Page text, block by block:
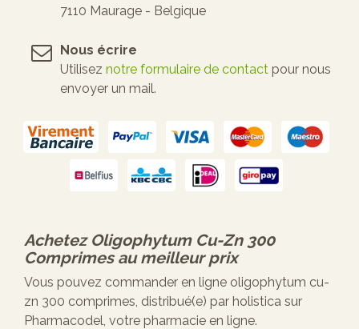
7110 Maurage - Belgique
Nous écrire
Utilisez notre formulaire de contact pour nous
envoyer un mail.
Achetez Oligophytum Cu-Zn 300
Comprimesau meilleur prix
Vous pouvez commander en ligne oligophytum cu-
zn 300 comprimes, distribué(e) par holistica sur
Pharmacodel, votre pharmacie en ligne.